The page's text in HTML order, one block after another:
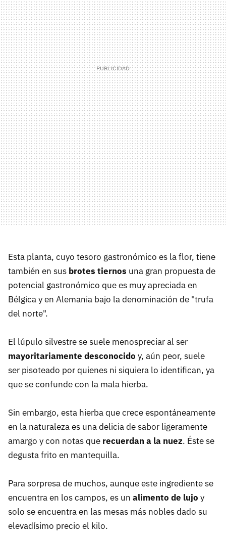
Esta planta, cuyo tesoro gastronómico es la flor, tiene
también en sus brotes tiernos una gran propuesta de
potencial gastronómico que es muy apreciada en
Bélgica y en Alemania bajo la denominación de "trufa
del norte".
El lúpulo silvestre se suele menospreciar al ser
mayoritariamente desconocido y, aún peor, suele
ser pisoteado por quienes ni siquiera lo identifican, ya
que se confunde con la mala hierba.
Sin embargo, esta hierba que crece espontáneamente
en la naturaleza es una delicia de sabor ligeramente
amargo y con notas que recuerdan a la nuez. Éste se
degusta frito en mantequilla.
Para sorpresa de muchos, aunque este ingrediente se
encuentra en los campos, es un alimento de lujo y
solo se encuentra en las mesas más nobles dado su
elevadísimo precio el kilo.